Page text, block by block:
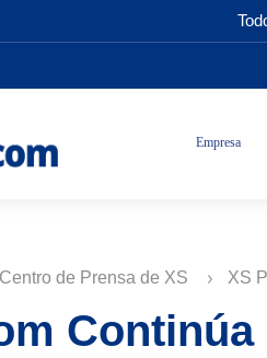
Empresa
Centro de Prensa de XS XS